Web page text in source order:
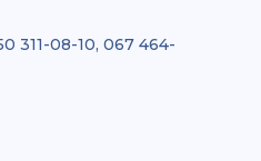
311-08-10, 067 464-